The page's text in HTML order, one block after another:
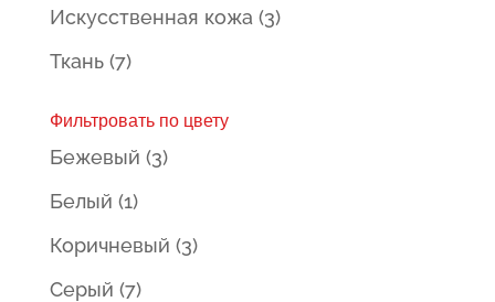
Искусственная кожа (3)
Ткань (7)
Фильтровать по цвету
Бежевый (3)
Белый (1)
Коричневый (3)
Серый (7)